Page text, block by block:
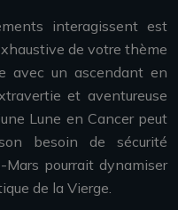
interagissent est
de votre thème
avec un ascendant en
et aventureuse
Lune en Cancer peut
besoin de sécurité
pourrait dynamiser
de la Vierge.